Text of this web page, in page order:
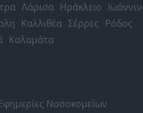
Λάρισα Ηράκλειο
Καλλιθέα Σέρρες Ρόδος
Καλαμάτα
Νοσοκομείων